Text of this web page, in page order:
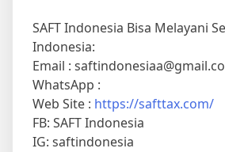
SAFT Indonesia Bisa Melayani
Indonesia:
Email :
WhatsApp :
Web Site : https://safttax.com/
FB: SAFT Indonesia
IG: saftindonesia